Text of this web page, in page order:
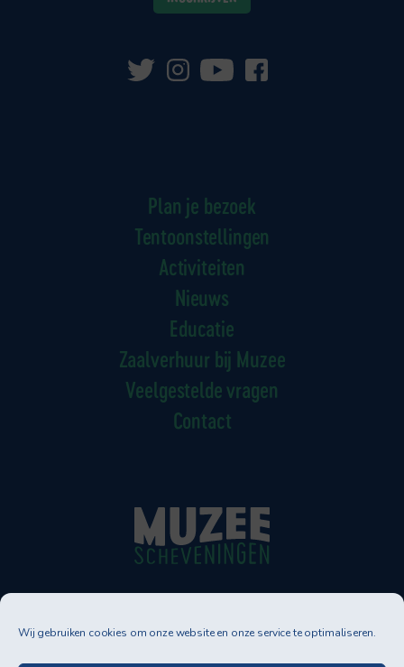
Wij gebruiken cookies om onze website en onze service te optimaliseren.
Neptunusstraat 90-92
Plan je bezoek
Tentoonstellingen
Activiteiten
Nieuws
Educatie
Zaalverhuur bij Muzee
Veelgestelde vragen
Contact